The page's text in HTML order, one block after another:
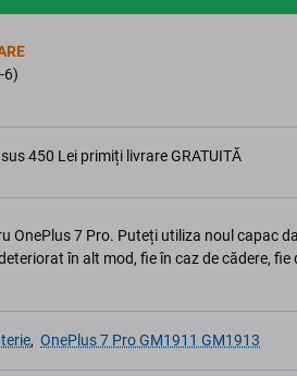
6)
450 Lei primiți livrare GRATUITĂ
OnePlus 7 Pro. Puteți utiliza noul capac
în alt mod, fie în caz de cădere, fie
, OnePlus 7 Pro GM1911 GM1913